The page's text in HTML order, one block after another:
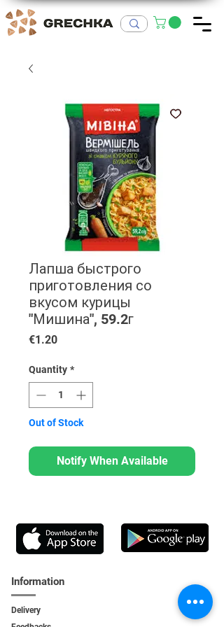
Лапша быстрого
приготовления со
вкусом курицы
"Мишина", 59.2г
€1.20Price
Quantity *
Out of Stock
Notify When Available
Information
Delivery